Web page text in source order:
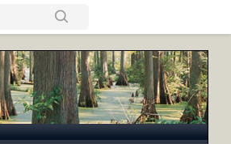
当前博客